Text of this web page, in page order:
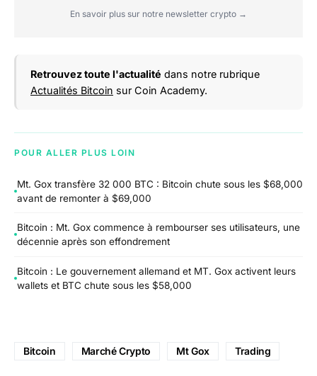
En savoir plus sur notre newsletter crypto →
Retrouvez toute l'actualité dans notre rubrique
Actualités Bitcoin sur Coin Academy.
POUR ALLER PLUS LOIN
Mt. Gox transfère 32 000 BTC : Bitcoin chute sous les $68,000
avant de remonter à $69,000
Bitcoin : Mt. Gox commence à rembourser ses utilisateurs, une
décennie après son effondrement
Bitcoin : Le gouvernement allemand et MT. Gox activent leurs
wallets et BTC chute sous les $58,000
Bitcoin Marché Crypto Mt Gox Trading